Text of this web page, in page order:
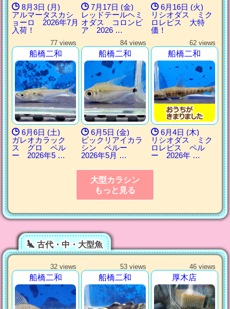
8月3日 (月)
アルマータスカシ
ョーロ 2026年7月
入荷！
7月17日 (金)
レッドテールヘミ
オダス コロンビ
ア 2026 …
6月16日 (火)
リシオダス ミク
ロレピス 大特
価！
77 views
船橋二和
6月6日 (土)
ガレオカラック
ス グロ ペル
ー 2026年5 …
84 views
船橋二和
6月5日 (金)
ビックリアイカラ
シン ペルー
2026年5月 …
62 views
船橋二和
6月4日 (木)
リシオダス ミク
ロレピス ペル
ー 2026年 …
大型カラシン
もっと見る
古代・中・大型魚
32 views
船橋二和
53 views
船橋二和
46 views
厚木店